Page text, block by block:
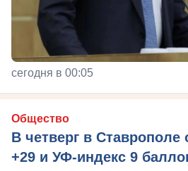
сегодня в 00:05
Общество
В четверг в Ставрополе
+29 и УФ-индекс 9